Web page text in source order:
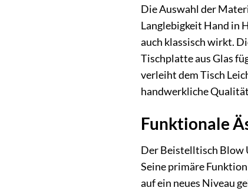
Die Auswahl der
Langlebigkeit Hand in
auch klassisch wirkt.
Tischplatte aus Glas
verleiht dem Tisch
handwerkliche
Funktionale
Der Beistelltisch Blow
Seine primäre
auf ein neues Niveau